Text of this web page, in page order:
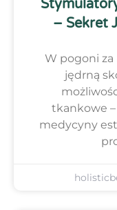
– Sekret
W pogoni za
jędrną
tkankowe
medycyny